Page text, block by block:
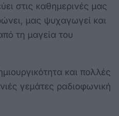
στις καθημερινές μας
μας ψυχαγωγεί και
τη μαγεία του
και πολλές
γεμάτες ραδιοφωνική